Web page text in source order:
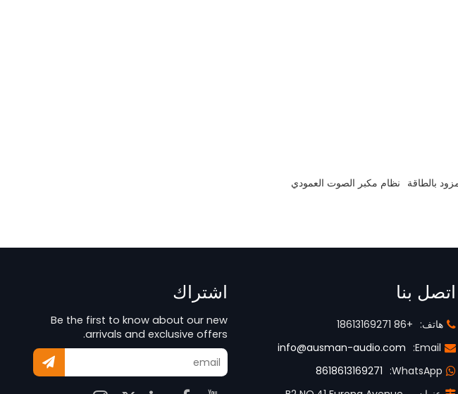
نظام مكبر الصوت العمودي
اتصل بنا
هاتف: +86 18613169271
Email:
info@ausman-audio.com
WhatsApp:
8618613169271
اشتراك
Be the first to know about our new
arrivals and exclusive offers.